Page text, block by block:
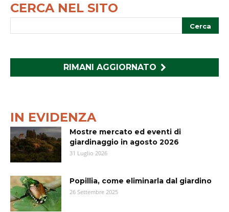
CERCA NEL SITO
RIMANI AGGIORNATO
IN EVIDENZA
Mostre mercato ed eventi di
giardinaggio in agosto 2026
31 Luglio 2026
Popillia, come eliminarla dal giardino
26 Settembre 2025